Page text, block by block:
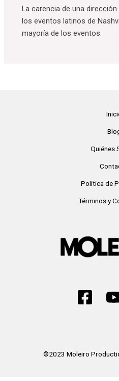
La carencia de una
los eventos latinos de
mayoría de los eventos.
Quiénes
Política de
Términos y
©2023 Moleiro